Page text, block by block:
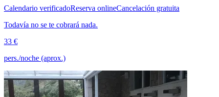
Calendario verificadoReserva onlineCancelación gratuita
Todavía no se te cobrará nada.
33 €
pers./noche (aprox.)